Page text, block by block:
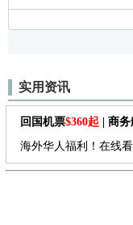
实用资讯
回国机票$360起 | 商
海外华人福利！在线